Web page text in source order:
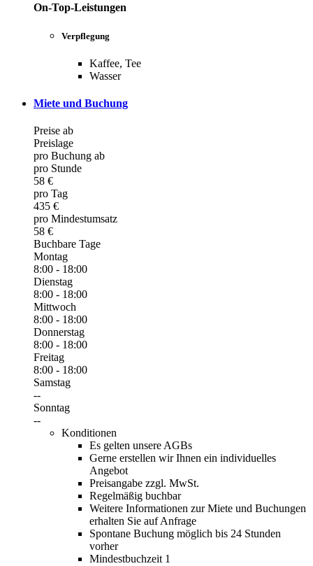
On-Top-Leistungen
Verpflegung
Kaffee, Tee
Wasser
Miete und Buchung
Preise ab
Preislage
pro Buchung ab
pro Stunde
58 €
pro Tag
435 €
pro Mindestumsatz
58 €
Buchbare Tage
Montag
8:00 - 18:00
Dienstag
8:00 - 18:00
Mittwoch
8:00 - 18:00
Donnerstag
8:00 - 18:00
Freitag
8:00 - 18:00
Samstag
--
Sonntag
--
Konditionen
Es gelten unsere AGBs
Gerne erstellen wir Ihnen ein individuelles
Angebot
Preisangabe zzgl. MwSt.
Regelmäßig buchbar
Weitere Informationen zur Miete und Buchungen
erhalten Sie auf Anfrage
Spontane Buchung möglich bis 24 Stunden
vorher
Mindestbuchzeit 1